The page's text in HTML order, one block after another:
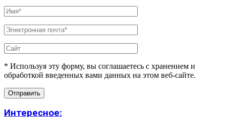
* Используя эту форму, вы соглашаетесь с хранением и
обработкой введенных вами данных на этом веб-сайте.
Интересное: